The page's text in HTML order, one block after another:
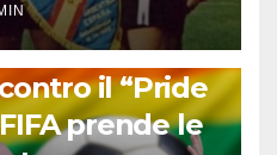
E NON SOLO
il “Pride
prende le